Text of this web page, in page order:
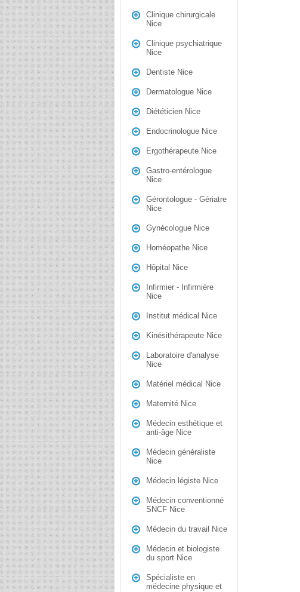
Clinique chirurgicale
Nice
Clinique psychiatrique
Nice
Dentiste Nice
Dermatologue Nice
Diététicien Nice
Endocrinologue Nice
Ergothérapeute Nice
Gastro-entérologue
Nice
Gérontologue - Gériatre
Nice
Gynécologue Nice
Homéopathe Nice
Hôpital Nice
Infirmier - Infirmière
Nice
Institut médical Nice
Kinésithérapeute Nice
Laboratoire d'analyse
Nice
Matériel médical Nice
Maternité Nice
Médecin esthétique et
anti-âge Nice
Médecin généraliste
Nice
Médecin légiste Nice
Médecin conventionné
SNCF Nice
Médecin du travail Nice
Médecin et biologiste
du sport Nice
Spécialiste en
médecine physique et